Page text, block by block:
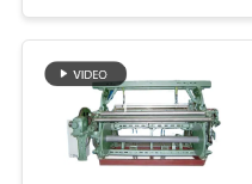
jacquard